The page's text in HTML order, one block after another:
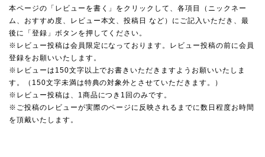
本ページの「レビューを書く」をクリックして、各項目（ニックネー
ム、おすすめ度、レビュー本文、投稿日 など）にご記入いただき、最
後に「登録」ボタンを押してください。
※レビュー投稿は会員限定になっております。レビュー投稿の前に会員
登録をお願いいたします。
※レビューは150文字以上でお書きいただきますようお願いいたしま
す。（150文字未満は特典の対象外とさせていただきます。）
※レビュー投稿は、1商品につき1回のみです。
※ご投稿のレビューが実際のページに反映されるまでに数日程度お時間
を頂戴いたします。